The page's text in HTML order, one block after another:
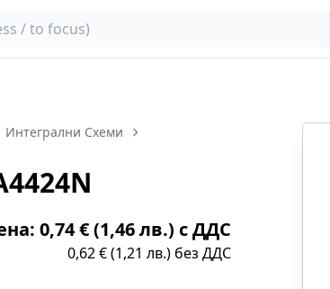
Интегрални Схеми
0,74 € (1,46 лв.) с ДДС
0,62 € (1,21 лв.) без ДДС